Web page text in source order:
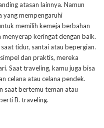
atasan lainnya. Namun
yang mempengaruhi
memilih kemeja berbahan
keringat dengan baik.
tidur, santai atau bepergian.
dan praktis, mereka
Saat traveling, kamu juga bisa
celana atau celana pendek.
saat bertemu teman atau
B. traveling.